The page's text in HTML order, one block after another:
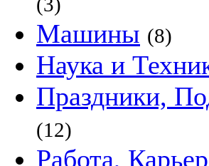
Машины (8)
Наука и
Праздники,
(12)
Работа,